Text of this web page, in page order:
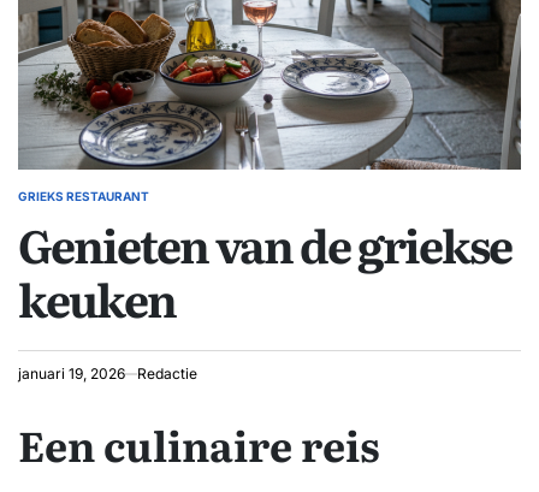
GEPLAATST
GRIEKS RESTAURANT
Genieten van de griekse
keuken
januari 19, 2026 Redactie
Een culinaire reis